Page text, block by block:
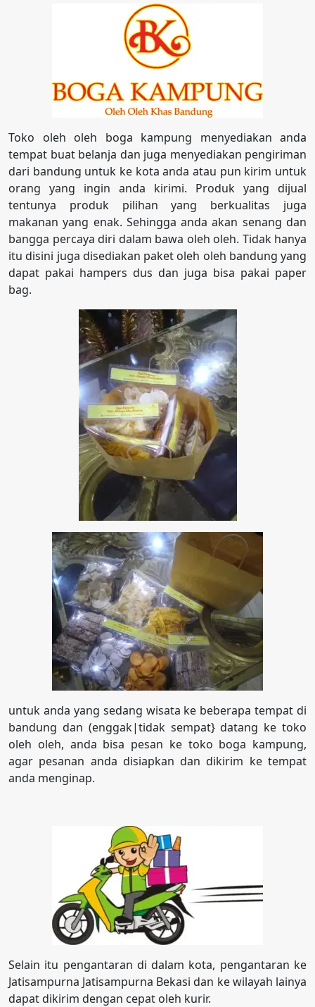
Toko oleh oleh boga kampung menyediakan anda
tempat buat belanja dan juga menyediakan pengiriman
dari bandung untuk ke kota anda atau pun kirim untuk
orang yang ingin anda kirimi. Produk yang dijual
tentunya produk pilihan yang berkualitas juga
makanan yang enak. Sehingga anda akan senang dan
bangga percaya diri dalam bawa oleh oleh. Tidak hanya
itu disini juga disediakan paket oleh oleh bandung yang
dapat pakai hampers dus dan juga bisa pakai paper
bag.
untuk anda yang sedang wisata ke beberapa tempat di
bandung dan (enggak|tidak sempat} datang ke toko
oleh oleh, anda bisa pesan ke toko boga kampung,
agar pesanan anda disiapkan dan dikirim ke tempat
anda menginap.
Selain itu pengantaran di dalam kota, pengantaran ke
Jatisampurna Jatisampurna Bekasi dan ke wilayah lainya
dapat dikirim dengan cepat oleh kurir.